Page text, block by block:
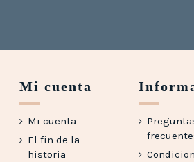
Mi cuenta
Mi cuenta
El fin de la
historia